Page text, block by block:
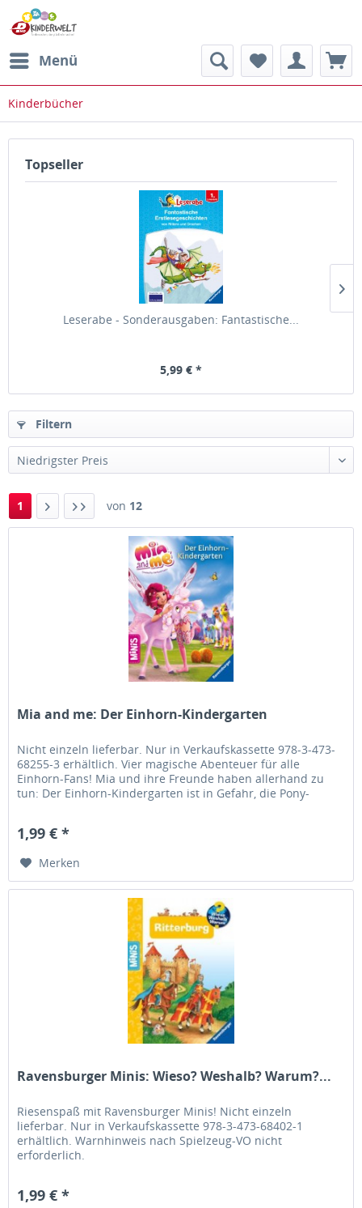
Menü
Kinderbücher
Topseller
Leserabe - Sonderausgaben: Fantastische...
5,99 € *
Filtern
1 von 12
Mia and me: Der Einhorn-Kindergarten
Nicht einzeln lieferbar. Nur in Verkaufskassette 978-3-473-
68255-3 erhältlich. Vier magische Abenteuer für alle
Einhorn-Fans! Mia und ihre Freunde haben allerhand zu
tun: Der Einhorn-Kindergarten ist in Gefahr, die Pony-
1,99 € *
Merken
Ravensburger Minis: Wieso? Weshalb? Warum?...
Riesenspaß mit Ravensburger Minis! Nicht einzeln
lieferbar. Nur in Verkaufskassette 978-3-473-68402-1
erhältlich. Warnhinweis nach Spielzeug-VO nicht
erforderlich.
1,99 € *